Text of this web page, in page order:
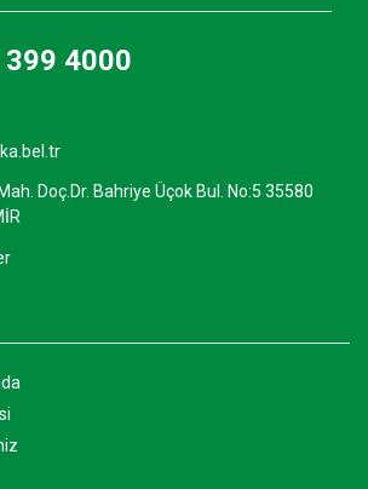
4000
Doç.Dr. Bahriye Üçok Bul. No:5 35580